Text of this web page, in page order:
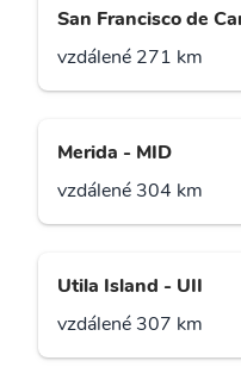
San Francisco de
vzdálené 271 km
Merida - MID
vzdálené 304 km
Utila Island - UII
vzdálené 307 km